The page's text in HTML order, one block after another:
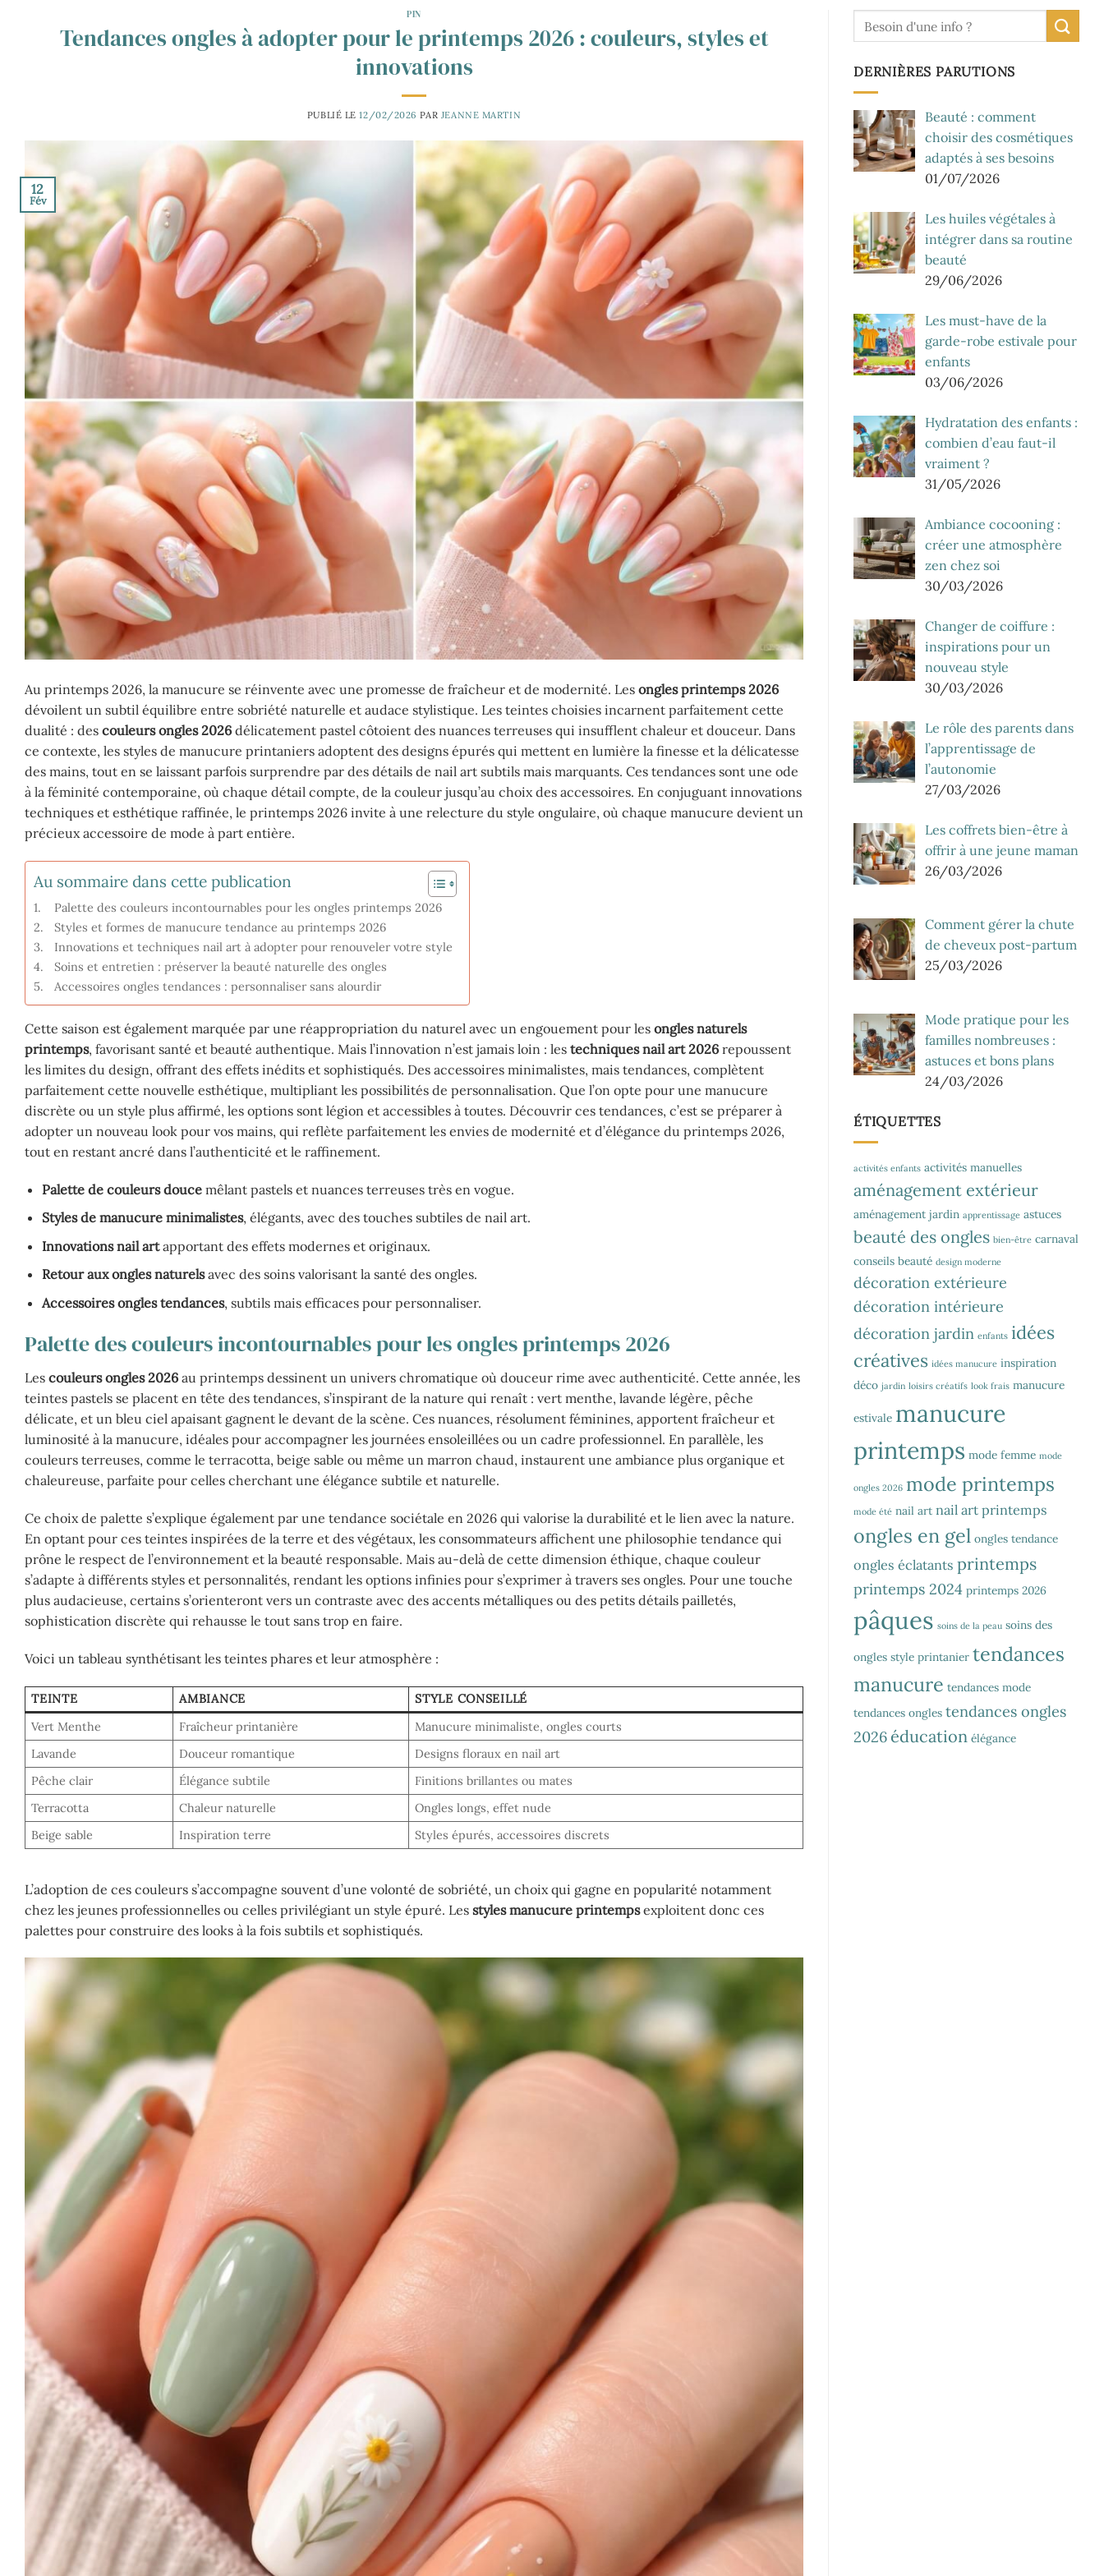
PIN
Tendances ongles à adopter pour le printemps 2026 : couleurs, styles et
innovations
PUBLIÉ LE12/02/2026 PAR JEANNE MARTIN
12
Fév
Au printemps 2026, la manucure se réinvente avec une promesse de fraîcheur et de modernité. Les ongles printemps 2026
dévoilent un subtil équilibre entre sobriété naturelle et audace stylistique. Les teintes choisies incarnent parfaitement cette
dualité : des couleurs ongles 2026 délicatement pastel côtoient des nuances terreuses qui insufflent chaleur et douceur. Dans
ce contexte, les styles de manucure printaniers adoptent des designs épurés qui mettent en lumière la finesse et la délicatesse
des mains, tout en se laissant parfois surprendre par des détails de nail art subtils mais marquants. Ces tendances sont une ode
à la féminité contemporaine, où chaque détail compte, de la couleur jusqu’au choix des accessoires. En conjuguant innovations
techniques et esthétique raffinée, le printemps 2026 invite à une relecture du style ongulaire, où chaque manucure devient un
précieux accessoire de mode à part entière.
Au sommaire dans cette publication
Palette des couleurs incontournables pour les ongles printemps 2026
Styles et formes de manucure tendance au printemps 2026
Innovations et techniques nail art à adopter pour renouveler votre style
Soins et entretien : préserver la beauté naturelle des ongles
Accessoires ongles tendances : personnaliser sans alourdir
Cette saison est également marquée par une réappropriation du naturel avec un engouement pour les ongles naturels
printemps, favorisant santé et beauté authentique. Mais l’innovation n’est jamais loin : les techniques nail art 2026 repoussent
les limites du design, offrant des effets inédits et sophistiqués. Des accessoires minimalistes, mais tendances, complètent
parfaitement cette nouvelle esthétique, multipliant les possibilités de personnalisation. Que l’on opte pour une manucure
discrète ou un style plus affirmé, les options sont légion et accessibles à toutes. Découvrir ces tendances, c’est se préparer à
adopter un nouveau look pour vos mains, qui reflète parfaitement les envies de modernité et d’élégance du printemps 2026,
tout en restant ancré dans l’authenticité et le raffinement.
Palette de couleurs doucemêlant pastels et nuances terreuses très en vogue.
Styles de manucure minimalistes, élégants, avec des touches subtiles de nail art.
Innovations nail artapportant des effets modernes et originaux.
Retour aux ongles naturelsavec des soins valorisant la santé des ongles.
Accessoires ongles tendances, subtils mais efficaces pour personnaliser.
Palette des couleurs incontournables pour les ongles printemps 2026
Les couleurs ongles 2026 au printemps dessinent un univers chromatique où douceur rime avec authenticité. Cette année, les
teintes pastels se placent en tête des tendances, s’inspirant de la nature qui renaît : vert menthe, lavande légère, pêche
délicate, et un bleu ciel apaisant gagnent le devant de la scène. Ces nuances, résolument féminines, apportent fraîcheur et
luminosité à la manucure, idéales pour accompagner les journées ensoleillées ou un cadre professionnel. En parallèle, les
couleurs terreuses, comme le terracotta, beige sable ou même un marron chaud, instaurent une ambiance plus organique et
chaleureuse, parfaite pour celles cherchant une élégance subtile et naturelle.
Ce choix de palette s’explique également par une tendance sociétale en 2026 qui valorise la durabilité et le lien avec la nature.
En optant pour ces teintes inspirées de la terre et des végétaux, les consommateurs affichent une philosophie tendance qui
prône le respect de l’environnement et la beauté responsable. Mais au-delà de cette dimension éthique, chaque couleur
s’adapte à différents styles et personnalités, rendant les options infinies pour s’exprimer à travers ses ongles. Pour une touche
plus audacieuse, certains s’orienteront vers un contraste avec des accents métalliques ou des petits détails pailletés,
sophistication discrète qui rehausse le tout sans trop en faire.
Voici un tableau synthétisant les teintes phares et leur atmosphère :
TEINTE AMBIANCE
STYLE CONSEILLÉ
Vert Menthe
Fraîcheur printanière
Manucure minimaliste, ongles courts
Lavande
Douceur romantique
Designs floraux en nail art
Pêche clair
Élégance subtile
Finitions brillantes ou mates
Terracotta
Chaleur naturelle
Ongles longs, effet nude
Beige sable
Inspiration terre Styles épurés, accessoires discrets
L’adoption de ces couleurs s’accompagne souvent d’une volonté de sobriété, un choix qui gagne en popularité notamment
chez les jeunes professionnelles ou celles privilégiant un style épuré. Les styles manucure printempsexploitent donc ces
palettes pour construire des looks à la fois subtils et sophistiqués.
DERNIÈRES PARUTIONS
Beauté : comment
choisir des cosmétiques
adaptés à ses besoins
01/07/2026
Les huiles végétales à
intégrer dans sa routine
beauté
29/06/2026
Les must-have de la
garde-robe estivale pour
enfants
03/06/2026
Hydratation des enfants :
combien d’eau faut-il
vraiment ?
31/05/2026
Ambiance cocooning :
créer une atmosphère
zen chez soi
30/03/2026
Changer de coiffure :
inspirations pour un
nouveau style
30/03/2026
Le rôle des parents dans
l’apprentissage de
l’autonomie
27/03/2026
Les coffrets bien-être à
offrir à une jeune maman
26/03/2026
Comment gérer la chute
de cheveux post-partum
25/03/2026
Mode pratique pour les
familles nombreuses :
astuces et bons plans
24/03/2026
ÉTIQUETTES
activités enfants activités manuelles
aménagement extérieur
aménagement jardin apprentissage astuces
beauté des ongles bien-être carnaval
conseils beauté design moderne
décoration extérieure
décoration intérieure
décoration jardin enfants idées
créatives idées manucure inspiration
déco jardin loisirs créatifs look frais manucure
estivale manucure
printemps mode femme mode
ongles 2026 mode printemps
mode été nail art nail art printemps
ongles en gel ongles tendance
ongles éclatants printemps
printemps 2024 printemps 2026
pâques soins de la peau soins des
ongles style printanier tendances
manucure tendances mode
tendances ongles tendances ongles
2026 éducation élégance